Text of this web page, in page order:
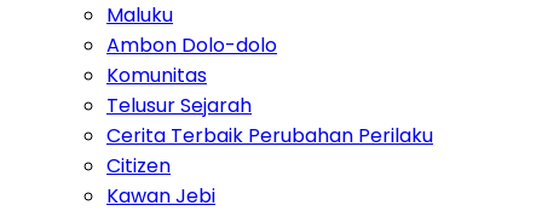
Maluku
Ambon Dolo-dolo
Komunitas
Telusur Sejarah
Cerita Terbaik Perubahan Perilaku
Citizen
Kawan Jebi